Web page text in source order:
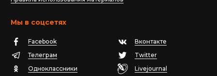
Мы в соцсетях
Facebook
Вконтакте
Телеграм
Twitter
Одноклассники
Livejournal